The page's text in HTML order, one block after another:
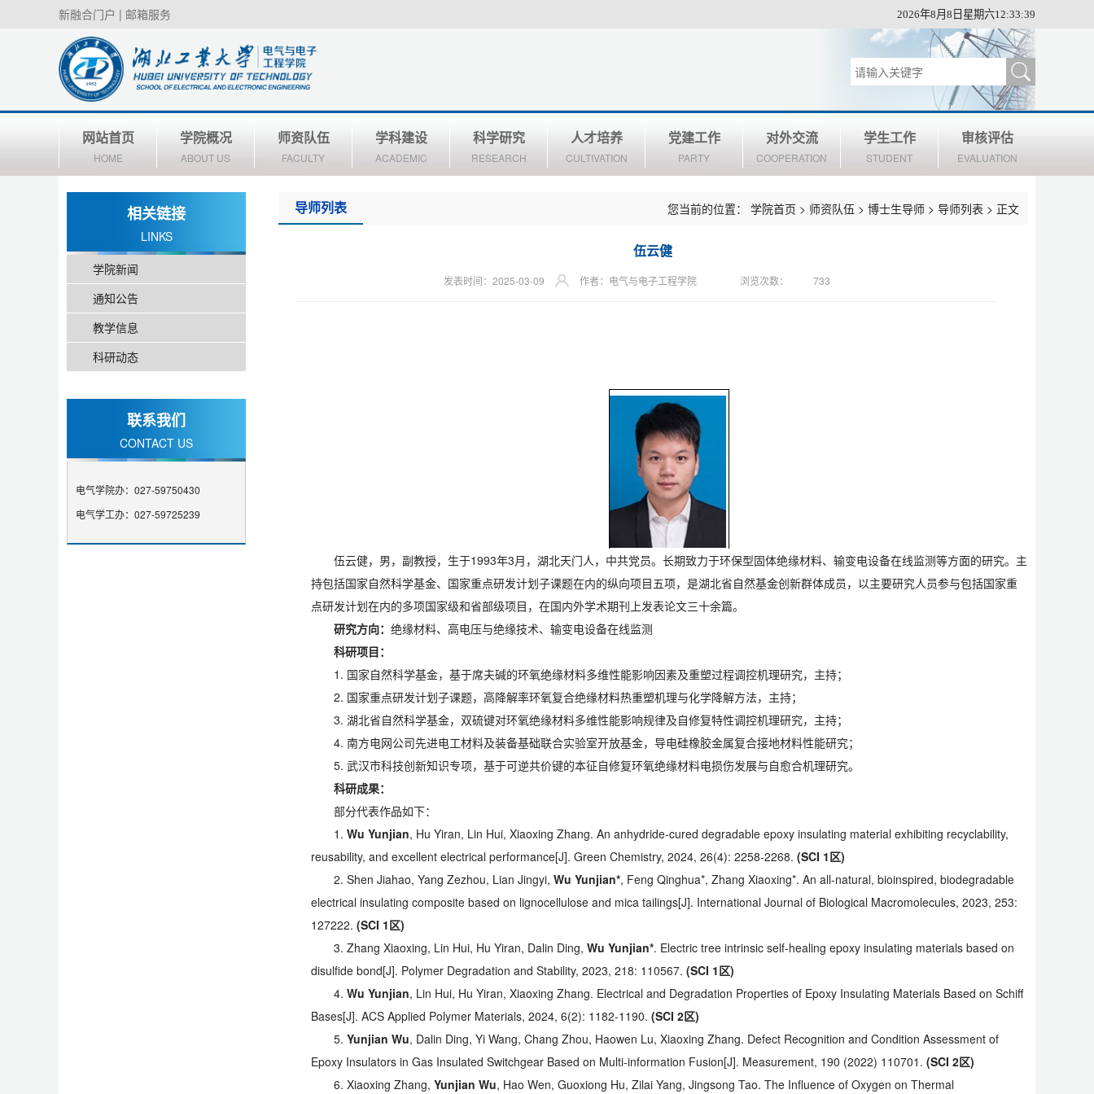
新融合门户 | 邮箱服务 2026年8月8日星期六12:33:40
网站首页
HOME
学院概况
ABOUT US
师资队伍
FACULTY
学科建设
ACADEMIC
科学研究
RESEARCH
人才培养
CULTIVATION
党建工作
PARTY
对外交流
COOPERATION
学生工作
STUDENT
审核评估
EVALUATION
相关链接
LINKS
学院新闻
通知公告
教学信息
科研动态
联系我们
CONTACT US
电气学院办：027-59750430
电气学工办：027-59725239
导师列表 您当前的位置： 学院首页 > 师资队伍 > 博士生导师 > 导师列表 > 正文
伍云健
发表时间：2025-03-09 作者：电气与电子工程学院 浏览次数： 733
伍云健，男，副教授，生于1993年3月，湖北天门人，中共党员。长期致力于环保型固体绝缘材料、输变电设备在线监测等方面的研究。主
持包括国家自然科学基金、国家重点研发计划子课题在内的纵向项目五项，是湖北省自然基金创新群体成员，以主要研究人员参与包括国家重
点研发计划在内的多项国家级和省部级项目，在国内外学术期刊上发表论文三十余篇。
研究方向： 绝缘材料、高电压与绝缘技术、输变电设备在线监测
科研项目：
1. 国家自然科学基金，基于席夫碱的环氧绝缘材料多维性能影响因素及重塑过程调控机理研究，主持；
2. 国家重点研发计划子课题，高降解率环氧复合绝缘材料热重塑机理与化学降解方法，主持；
3. 湖北省自然科学基金，双硫键对环氧绝缘材料多维性能影响规律及自修复特性调控机理研究，主持；
4. 南方电网公司先进电工材料及装备基础联合实验室开放基金，导电硅橡胶金属复合接地材料性能研究；
5. 武汉市科技创新知识专项，基于可逆共价键的本征自修复环氧绝缘材料电损伤发展与自愈合机理研究。
科研成果：
部分代表作品如下：
1. Wu Yunjian, Hu Yiran, Lin Hui, Xiaoxing Zhang. An anhydride-cured degradable epoxy insulating material exhibiting recyclability,
reusability, and excellent electrical performance[J]. Green Chemistry, 2024, 26(4): 2258-2268. (SCI 1区)
2. Shen Jiahao, Yang Zezhou, Lian Jingyi, Wu Yunjian*, Feng Qinghua*, Zhang Xiaoxing*. An all-natural, bioinspired, biodegradable
electrical insulating composite based on lignocellulose and mica tailings[J]. International Journal of Biological Macromolecules, 2023, 253:
127222. (SCI 1区)
3. Zhang Xiaoxing, Lin Hui, Hu Yiran, Dalin Ding, Wu Yunjian*. Electric tree intrinsic self-healing epoxy insulating materials based on
disulfide bond[J]. Polymer Degradation and Stability, 2023, 218: 110567. (SCI 1区)
4. Wu Yunjian, Lin Hui, Hu Yiran, Xiaoxing Zhang. Electrical and Degradation Properties of Epoxy Insulating Materials Based on Schiff
Bases[J]. ACS Applied Polymer Materials, 2024, 6(2): 1182-1190. (SCI 2区)
5. Yunjian Wu, Dalin Ding, Yi Wang, Chang Zhou, Haowen Lu, Xiaoxing Zhang. Defect Recognition and Condition Assessment of
Epoxy Insulators in Gas Insulated Switchgear Based on Multi-information Fusion[J]. Measurement, 190 (2022) 110701. (SCI 2区)
6. Xiaoxing Zhang, Yunjian Wu, Hao Wen, Guoxiong Hu, Zilai Yang, Jingsong Tao. The Influence of Oxygen on Thermal